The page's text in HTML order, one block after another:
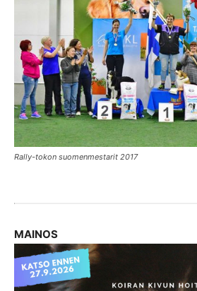
Rally-tokon suomenmestarit 2017
MAINOS